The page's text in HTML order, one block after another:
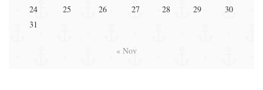
24
25 26 27 28 29
30
31
« Nov